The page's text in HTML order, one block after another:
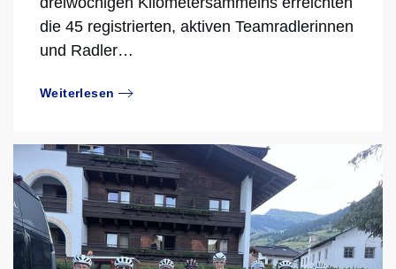
die 45 registrierten, aktiven Teamradlerinnen
und Radler…
Weiterlesen